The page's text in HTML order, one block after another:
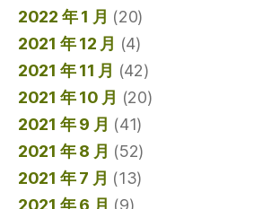
2022 年 1 月 (20)
2021 年 12 月 (4)
2021 年 11 月 (42)
2021 年 10 月 (20)
2021 年 9 月 (41)
2021 年 8 月 (52)
2021 年 7 月 (13)
2021 年 6 月 (9)